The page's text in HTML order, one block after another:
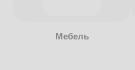
Мебель